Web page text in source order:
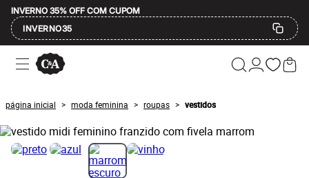
INVERNO 35% OFF COM CUPOM
INVERNO35
Ofertas
Compre por Departamento
Masculino
Infantil
Calçados
Mindse7
Plus Size
página inicial > moda feminina > roupas > vestidos